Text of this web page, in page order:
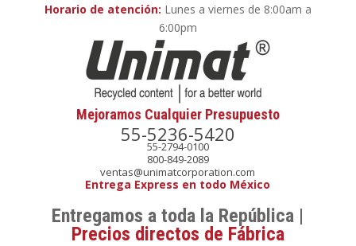
Horario de atención: Lunes a viernes de 8:00am a
6:00pm
Mejoramos Cualquier Presupuesto
55-5236-5420
55-2794-0100
800-849-2089
ventas@unimatcorporation.com
Entrega Express en todo México
Entregamos a toda la República |
Precios directos de Fábrica